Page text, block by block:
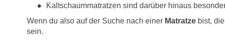
Kaltschaummatratzen sind darüber hinaus
Wenn du also auf der Suche nach einer Matratze bist,
sein.